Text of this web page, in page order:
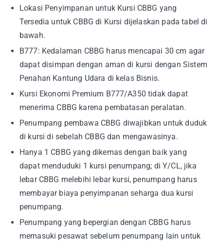
Lokasi Penyimpanan untuk Kursi CBBG yang
Tersedia untuk CBBG di Kursi dijelaskan pada tabel di
bawah.
B777: Kedalaman CBBG harus mencapai 30 cm agar
dapat disimpan dengan aman di kursi dengan Sistem
Penahan Kantung Udara di kelas Bisnis.
Kursi Ekonomi Premium B777/A350 tidak dapat
menerima CBBG karena pembatasan peralatan.
Penumpang pembawa CBBG diwajibkan untuk duduk
di kursi di sebelah CBBG dan mengawasinya.
Hanya 1 CBBG yang dikemas dengan baik yang
dapat menduduki 1 kursi penumpang; di Y/CL, jika
lebar CBBG melebihi lebar kursi, penumpang harus
membayar biaya penyimpanan seharga dua kursi
penumpang.
Penumpang yang bepergian dengan CBBG harus
memasuki pesawat sebelum penumpang lain untuk